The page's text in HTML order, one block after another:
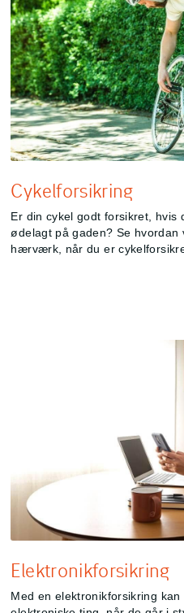
Cykelforsikring
Er din cykel godt forsikret, hvis
ødelagt på gaden? Se
hærværk, når du er
Elektronikforsikring
Med en elektronikforsikring